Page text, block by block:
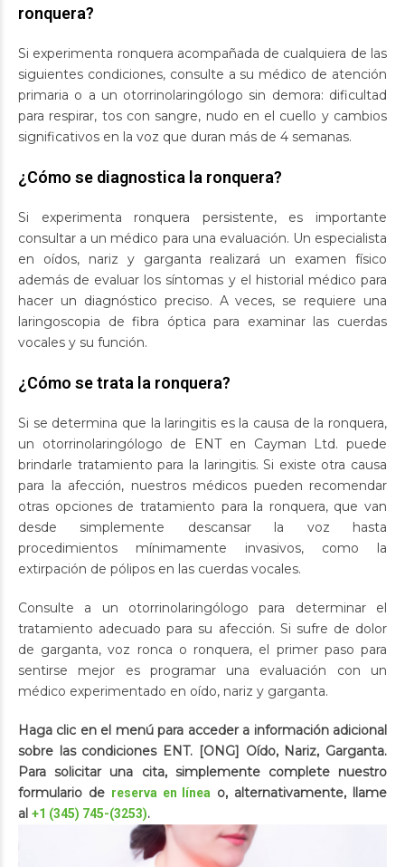
ronquera?
Si experimenta ronquera acompañada de cualquiera de las
siguientes condiciones, consulte a su médico de atención
primaria o a un otorrinolaringólogo sin demora: dificultad
para respirar, tos con sangre, nudo en el cuello y cambios
significativos en la voz que duran más de 4 semanas.
¿Cómo se diagnostica la ronquera?
Si experimenta ronquera persistente, es importante
consultar a un médico para una evaluación. Un especialista
en oídos, nariz y garganta realizará un examen físico
además de evaluar los síntomas y el historial médico para
hacer un diagnóstico preciso. A veces, se requiere una
laringoscopia de fibra óptica para examinar las cuerdas
vocales y su función.
¿Cómo se trata la ronquera?
Si se determina que la laringitis es la causa de la ronquera,
un otorrinolaringólogo de ENT en Cayman Ltd. puede
brindarle tratamiento para la laringitis. Si existe otra causa
para la afección, nuestros médicos pueden recomendar
otras opciones de tratamiento para la ronquera, que van
desde simplemente descansar la voz hasta
procedimientos mínimamente invasivos, como la
extirpación de pólipos en las cuerdas vocales.
Consulte a un otorrinolaringólogo para determinar el
tratamiento adecuado para su afección. Si sufre de dolor
de garganta, voz ronca o ronquera, el primer paso para
sentirse mejor es programar una evaluación con un
médico experimentado en oído, nariz y garganta.
Haga clic en el menú para acceder a información adicional
sobre las condiciones ENT. [ONG] Oído, Nariz, Garganta.
Para solicitar una cita, simplemente complete nuestro
formulario de reserva en línea o, alternativamente, llame
al +1 (345) 745-(3253).